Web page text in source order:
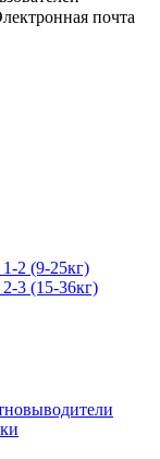
почта
2 (9-25кг)
3 (15-36кг)